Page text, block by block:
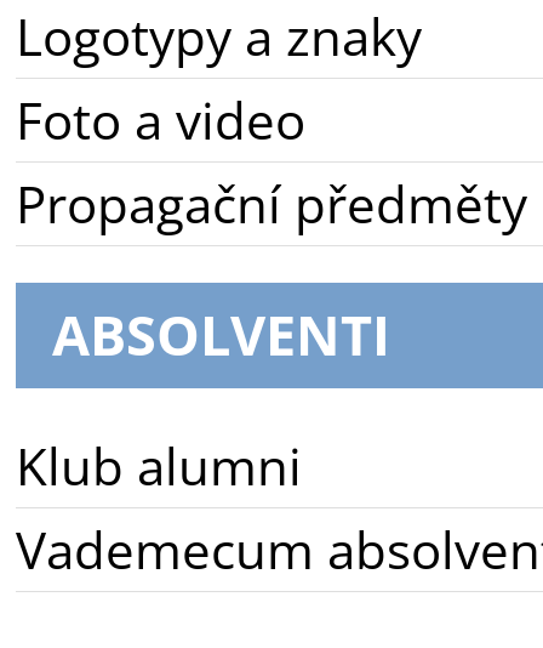
Logotypy a znaky
Foto a video
Propagační předměty
ABSOLVENTI
Klub alumni
Vademecum